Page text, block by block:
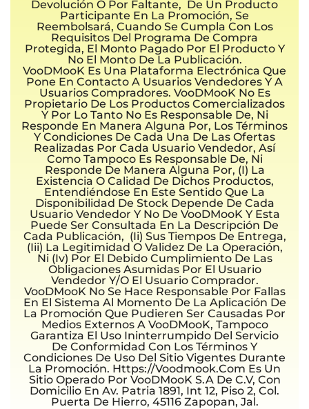
Devolución O Por Faltante, De Un Producto
Participante En La Promoción, Se
Reembolsará, Cuando Se Cumpla Con Los
Requisitos Del Programa De Compra
Protegida, El Monto Pagado Por El Producto Y
No El Monto De La Publicación.
VooDMooK Es Una Plataforma Electrónica Que
Pone En Contacto A Usuarios Vendedores Y A
Usuarios Compradores. VooDMooK No Es
Propietario De Los Productos Comercializados
Y Por Lo Tanto No Es Responsable De, Ni
Responde En Manera Alguna Por, Los Términos
Y Condiciones De Cada Una De Las Ofertas
Realizadas Por Cada Usuario Vendedor, Así
Como Tampoco Es Responsable De, Ni
Responde De Manera Alguna Por, (i) La
Existencia O Calidad De Dichos Productos,
Entendiéndose En Este Sentido Que La
Disponibilidad De Stock Depende De Cada
Usuario Vendedor Y No De VooDMooK Y Esta
Puede Ser Consultada En La Descripción De
Cada Publicación, (ii) Sus Tiempos De Entrega,
(iii) La Legitimidad O Validez De La Operación,
Ni (iv) Por El Debido Cumplimiento De Las
Obligaciones Asumidas Por El Usuario
Vendedor Y/o El Usuario Comprador.
VooDMooK No Se Hace Responsable Por Fallas
En El Sistema Al Momento De La Aplicación De
La Promoción Que Pudieren Ser Causadas Por
Medios Externos A VooDMooK, Tampoco
Garantiza El Uso Ininterrumpido Del Servicio
De Conformidad Con Los Términos Y
Condiciones De Uso Del Sitio Vigentes Durante
La Promoción. Https://voodmook.com Es Un
Sitio Operado Por VooDMooK S.A De C.V, Con
Domicilio En Av. Patria 1891, Int 12, Piso 2, Col.
Puerta De Hierro, 45116 Zapopan, Jal.